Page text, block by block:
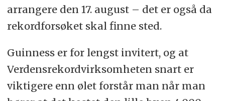
arrangere den 17. august – det er også da
rekordforsøket skal finne sted.
Guinness er for lengst invitert, og at
Verdensrekordvirksomheten snart er
viktigere enn ølet forstår man når man